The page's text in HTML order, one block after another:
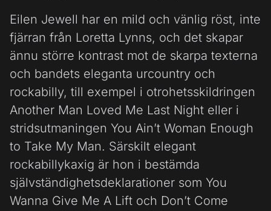
Eilen Jewell har en mild och vänlig röst, inte
fjärran från Loretta Lynns, och det skapar
ännu större kontrast mot de skarpa texterna
och bandets eleganta urcountry och
rockabilly, till exempel i otrohetsskildringen
Another Man Loved Me Last Night eller i
stridsutmaningen You Ain’t Woman Enough
to Take My Man. Särskilt elegant
rockabillykaxig är hon i bestämda
självständighetsdeklarationer som You
Wanna Give Me A Lift och Don’t Come